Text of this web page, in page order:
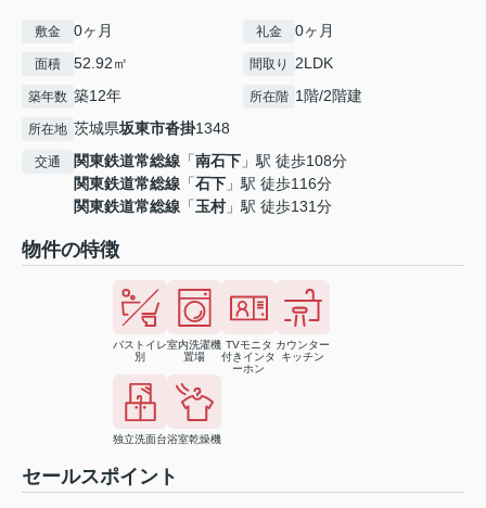
敷金 0ヶ月 礼金 0ヶ月
面積 52.92㎡ 間取り 2LDK
築年数 築12年 所在階 1階/2階建
所在地 茨城県坂東市沓掛1348
交通 関東鉄道常総線 「南石下 」駅 徒歩108分
関東鉄道常総線 「石下 」駅 徒歩116分
関東鉄道常総線 「玉村」駅 徒歩131分
物件の特徴
バストイレ
別
室内洗濯機
置場
TVモニタ
付きインタ
ーホン
カウンター
キッチン
独立洗面台浴室乾燥機
セールスポイント